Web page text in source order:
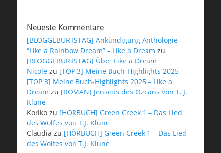
Neueste Kommentare
[BLOGGEBURTSTAG] Ankündigung Anthologie
“Like a Rainbow Dream” – Like a Dream zu
[BLOGGEBURTSTAG] Über Like a Dream
Nicole zu [TOP 3] Meine Buch-Highlights 2025
[TOP 3] Meine Buch-Highlights 2025 – Like a
Dream zu [ROMAN] Jenseits des Ozeans von T. J.
Klune
Koriko zu [HÖRBUCH] Green Creek 1 – Das Lied
des Wolfes von T.J. Klune
Claudia zu [HÖRBUCH] Green Creek 1 – Das Lied
des Wolfes von T.J. Klune